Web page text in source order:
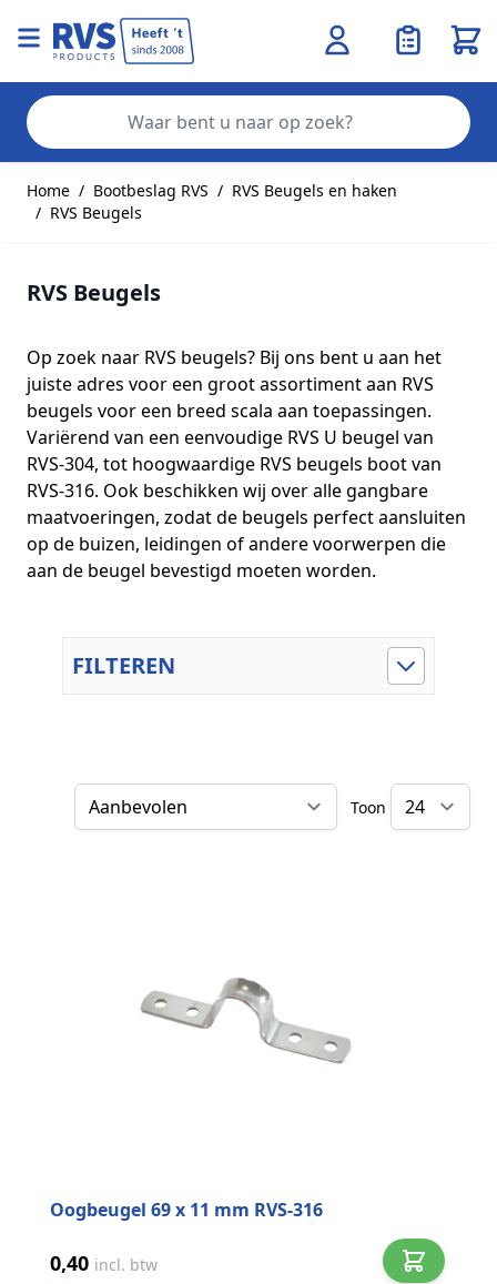
Home / Bootbeslag RVS / RVS Beugels en haken
/ RVS Beugels
RVS Beugels
Op zoek naar RVS beugels? Bij ons bent u aan het
juiste adres voor een groot assortiment aan RVS
beugels voor een breed scala aan toepassingen.
Variërend van een eenvoudige RVS U beugel van
RVS-304, tot hoogwaardige RVS beugels boot van
RVS-316. Ook beschikken wij over alle gangbare
maatvoeringen, zodat de beugels perfect aansluiten
op de buizen, leidingen of andere voorwerpen die
aan de beugel bevestigd moeten worden.
FILTEREN
Sorteer op
Toon
Oogbeugel 69 x 11 mm RVS-316
0,40 incl. btw